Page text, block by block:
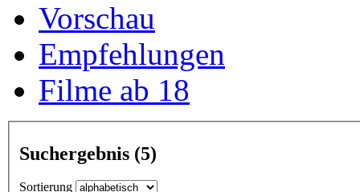
Vorschau
Empfehlungen
Filme ab 18
Suchergebnis (5)
Sortierung